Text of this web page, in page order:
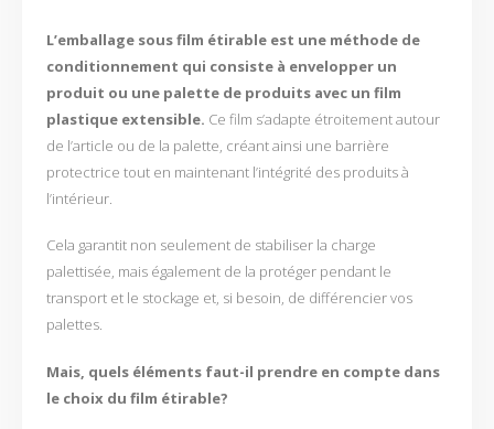
L’emballage sous film étirable est une méthode de
conditionnement qui consiste à envelopper un
produit ou une palette de produits avec un film
plastique extensible. Ce film s’adapte étroitement autour
de l’article ou de la palette, créant ainsi une barrière
protectrice tout en maintenant l’intégrité des produits à
l’intérieur.
Cela garantit non seulement de stabiliser la charge
palettisée, mais également de la protéger pendant le
transport et le stockage et, si besoin, de différencier vos
palettes.
Mais, quels éléments faut-il prendre en compte dans
le choix du film étirable?